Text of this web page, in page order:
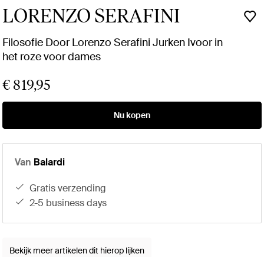
LORENZO SERAFINI
Filosofie Door Lorenzo Serafini Jurken Ivoor in
het roze voor dames
€ 819,95
Nu kopen
Van Balardi
gratis verzending
2-5 business days
Bekijk meer artikelen dit hierop lijken